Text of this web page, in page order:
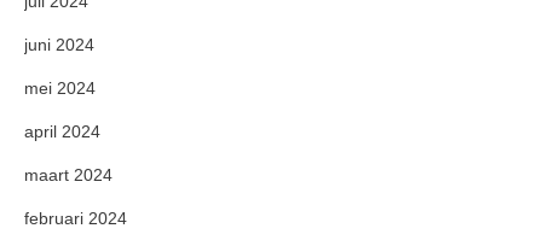
juni 2024
mei 2024
april 2024
maart 2024
februari 2024